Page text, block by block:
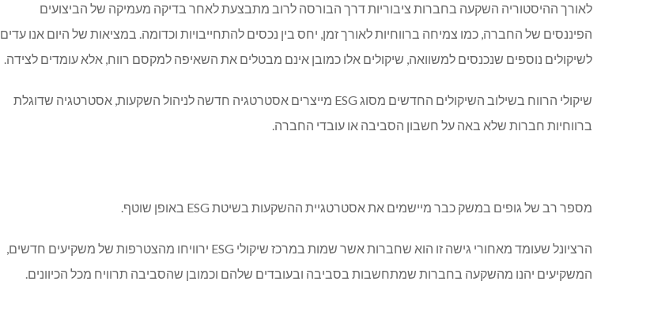
לאורך ההיסטוריה השקעה בחברות ציבוריות דרך הבורסה לרוב מתבצעת לאחר בדיקה מעמיקה של הביצועים
הפיננסים של החברה, כמו צמיחה ברווחיות לאורך זמן, יחס בין נכסים להתחייבויות וכדומה. במציאות של היום אנו עדים
לשיקולים נוספים שנכנסים למשוואה, שיקולים אלו כמובן אינם מבטלים את השאיפה למקסם רווח, אלא עומדים לצידה.
שיקולי הרווח בשילוב השיקולים החדשים מסוג ESG מייצרים אסטרטגיה חדשה לניהול השקעות, אסטרטגיה שדוגלת
ברווחיות חברות שלא באה על חשבון הסביבה או עובדי החברה.
מספר רב של גופים במשק כבר מיישמים את אסטרטגיית ההשקעות בשיטת ESG באופן שוטף.
הרציונל שעומד מאחורי גישה זו הוא שחברות אשר שמות במרכז שיקולי ESG ירוויחו מהצטרפות של משקיעים חדשים,
המשקיעים יהנו מהשקעה בחברות שמתחשבות בסביבה ובעובדים שלהם וכמובן שהסביבה תרוויח מכל הכיוונים.